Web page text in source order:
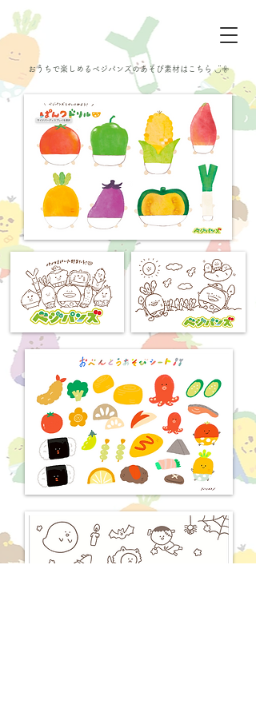
​おうちで楽しめるベジパンズのあそび素材はこちら ◡̈𖧷